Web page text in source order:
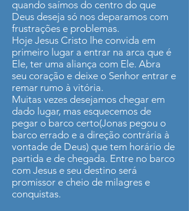
quando saímos do centro do que
Deus deseja só nos deparamos com
frustrações e problemas.
Hoje Jesus Cristo lhe convida em
primeiro lugar a entrar na arca que é
Ele, ter uma aliança com Ele. Abra
seu coração e deixe o Senhor entrar e
remar rumo à vitória.
Muitas vezes desejamos chegar em
dado lugar, mas esquecemos de
pegar o barco certo(Jonas pegou o
barco errado e a direção contrária à
vontade de Deus) que tem horário de
partida e de chegada. Entre no barco
com Jesus e seu destino será
promissor e cheio de milagres e
conquistas.